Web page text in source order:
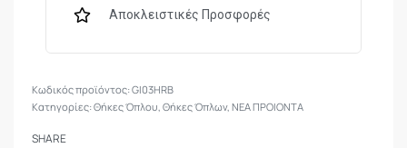
Αποκλειστικές Προσφορές
GI03HRB
Κατηγορίες:Θήκες Όπλου, Θήκες Όπλων, ΝΕΑ ΠΡΟΙΟΝΤΑ
SHARE